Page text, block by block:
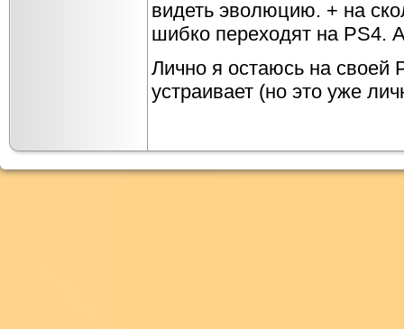
видеть эволюцию. + на
шибко переходят на PS4.
Лично я остаюсь на своей
устраивает (но это уже